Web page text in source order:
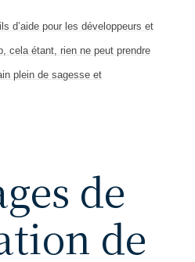
d’aide pour les développeurs et
cela étant, rien ne peut prendre
plein de sagesse et
de
de